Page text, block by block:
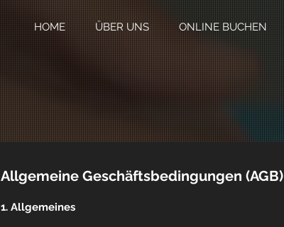
HOME ÜBER UNS ONLINE BUCHEN
Allgemeine Geschäftsbedingungen (AGB)
1. Allgemeines